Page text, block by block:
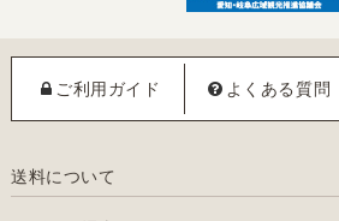
ご利用ガイド よくある質問
送料について